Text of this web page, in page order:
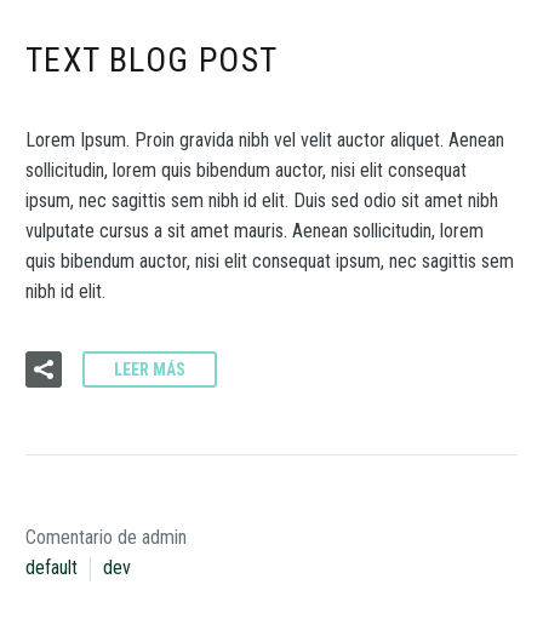
TEXT BLOG POST
Lorem Ipsum. Proin gravida nibh vel velit auctor aliquet. Aenean
sollicitudin, lorem quis bibendum auctor, nisi elit consequat
ipsum, nec sagittis sem nibh id elit. Duis sed odio sit amet nibh
vulputate cursus a sit amet mauris. Aenean sollicitudin, lorem
quis bibendum auctor, nisi elit consequat ipsum, nec sagittis sem
nibh id elit.
LEER MÁS
Comentario de admin
default
dev